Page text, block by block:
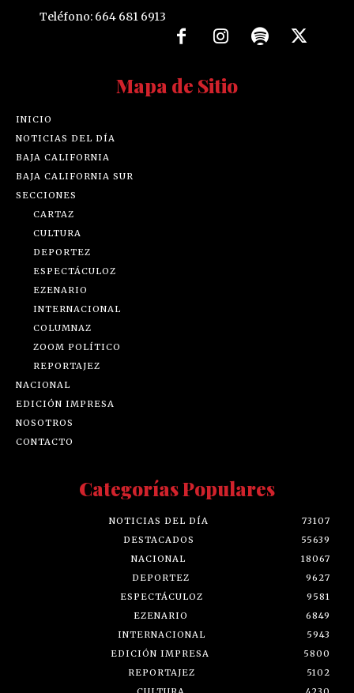
Teléfono: 664 681 6913
Mapa de Sitio
INICIO
NOTICIAS DEL DÍA
BAJA CALIFORNIA
BAJA CALIFORNIA SUR
SECCIONES
CARTAZ
CULTURA
DEPORTEZ
ESPECTÁCULOZ
EZENARIO
INTERNACIONAL
COLUMNAZ
ZOOM POLÍTICO
REPORTAJEZ
NACIONAL
EDICIÓN IMPRESA
NOSOTROS
CONTACTO
Categorías Populares
NOTICIAS DEL DÍA
73107
DESTACADOS
55639
NACIONAL
18067
DEPORTEZ
9627
ESPECTÁCULOZ
9581
EZENARIO
6849
INTERNACIONAL
5943
EDICIÓN IMPRESA
5800
REPORTAJEZ
5102